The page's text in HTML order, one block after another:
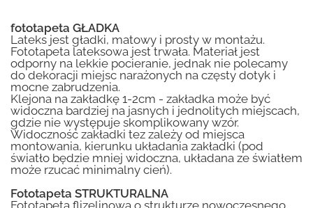
fototapeta GŁADKA
Lateks jest gładki, matowy i prosty w montażu.
Fototapeta lateksowa jest trwała. Materiał jest
odporny na lekkie pocieranie, jednak nie polecamy
do dekoracji miejsc narażonych na częsty dotyk i
mocne zabrudzenia.
Klejona na zakładkę 1-2cm - zakładka może być
widoczna bardziej na jasnych i jednolitych miejscach,
gdzie nie występuje skomplikowany wzór.
Widoczność zakładki tez zależy od miejsca
montowania, kierunku układania zakładki (pod
światło będzie mniej widoczna, układana ze światłem
może rzucać minimalny cień).
Fototapeta STRUKTURALNA